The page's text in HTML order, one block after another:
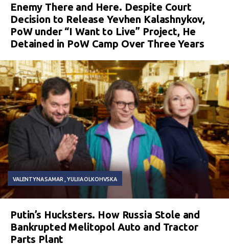
Enemy There and Here. Despite Court
Decision to Release Yevhen Kalashnykov,
PoW under “I Want to Live” Project, He
Detained in PoW Camp Over Three Years
VALENTYNA SAMAR YULIIA OLKOHVSKA
Putin’s Hucksters. How Russia Stole and
Bankrupted Melitopol Auto and Tractor
Parts Plant